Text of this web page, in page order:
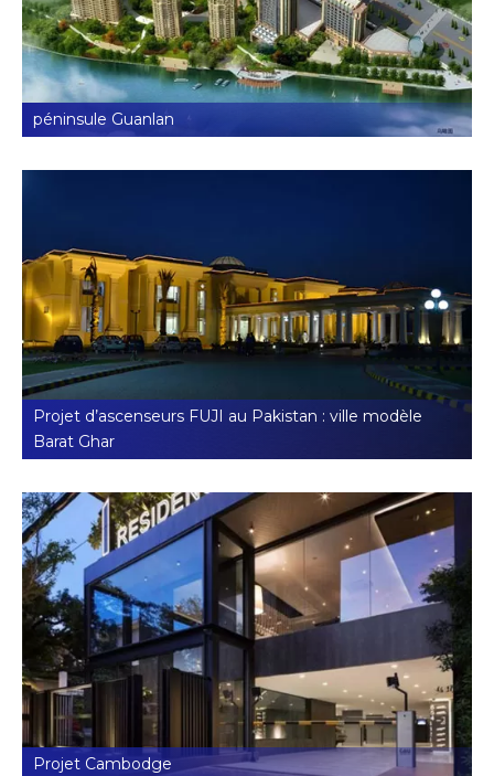
péninsule Guanlan
Projet d’ascenseurs FUJI au Pakistan : ville modèle
Barat Ghar
Projet Cambodge